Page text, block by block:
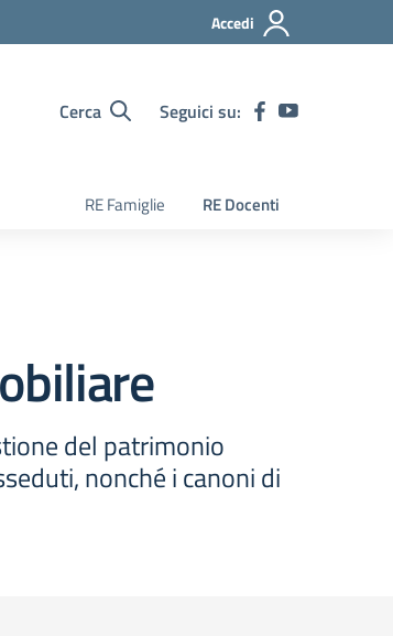
Accedi
Cerca Seguici su:
RE Famiglie RE Docenti
del patrimonio
nonché i canoni di